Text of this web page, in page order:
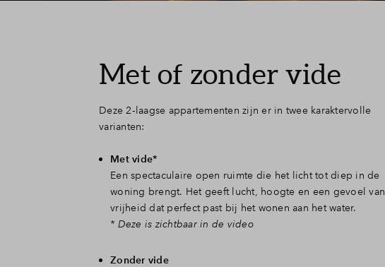
Met of zonder vide
Deze 2‑laagse appartementen zijn er in twee karaktervolle
varianten:
Met vide*
Een spectaculaire open ruimte die het licht tot diep in de
woning brengt. Het geeft lucht, hoogte en een gevoel van
vrijheid dat perfect past bij het wonen aan het water.
* Deze is zichtbaar in de video
Zonder vide